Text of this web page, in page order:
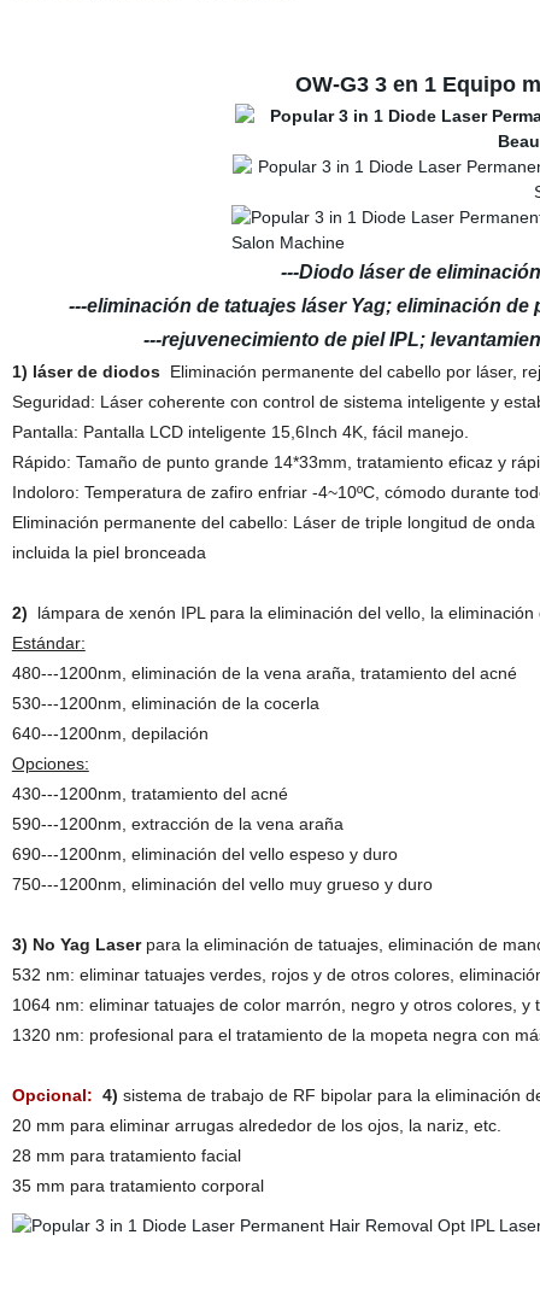
OW-G3 3 en 1 Equipo
---Diodo láser de
---eliminación de tatuajes láser Yag; eliminación
---rejuvenecimiento de piel IPL;
1) láser de diodos Eliminación permanente del cabello por láser,
Seguridad: Láser coherente con control de sistema inteligente y
Pantalla: Pantalla LCD inteligente 15,6Inch 4K, fácil manejo.
Rápido: Tamaño de punto grande 14*33mm, tratamiento eficaz y
Indoloro: Temperatura de zafiro enfriar -4~10ºC, cómodo durante
Eliminación permanente del cabello: Láser de triple longitud de
incluida la piel bronceada
2)
lámpara de xenón IPL para la eliminación del vello, la
Estándar:
480---1200nm, eliminación de la vena araña, tratamiento del acné
530---1200nm, eliminación de la cocerla
640---1200nm, depilación
Opciones:
430---1200nm, tratamiento del acné
590---1200nm, extracción de la vena araña
690---1200nm, eliminación del vello espeso y duro
750---1200nm, eliminación del vello muy grueso y duro
3) No Yag Laserpara la eliminación de tatuajes, eliminación de
532 nm: eliminar tatuajes verdes, rojos y de otros colores,
1064 nm: eliminar tatuajes de color marrón, negro y otros colores,
1320 nm: profesional para el tratamiento de la mopeta negra con
Opcional: 4) sistema de trabajo de RF bipolar para la eliminación
20 mm para eliminar arrugas alrededor de los ojos, la nariz, etc.
28 mm para tratamiento facial
35 mm para tratamiento corporal